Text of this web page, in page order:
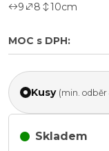
9 8 10cm
MOC s DPH:
Kusy (min. odběr
Skladem